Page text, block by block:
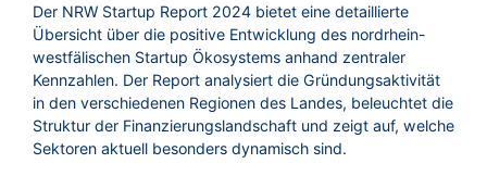
Der NRW Startup Report 2024 bietet eine detaillierte
Übersicht über die positive Entwicklung des nordrhein-
westfälischen Startup Ökosystems anhand zentraler
Kennzahlen. Der Report analysiert die Gründungsaktivität
in den verschiedenen Regionen des Landes, beleuchtet die
Struktur der Finanzierungslandschaft und zeigt auf, welche
Sektoren aktuell besonders dynamisch sind.